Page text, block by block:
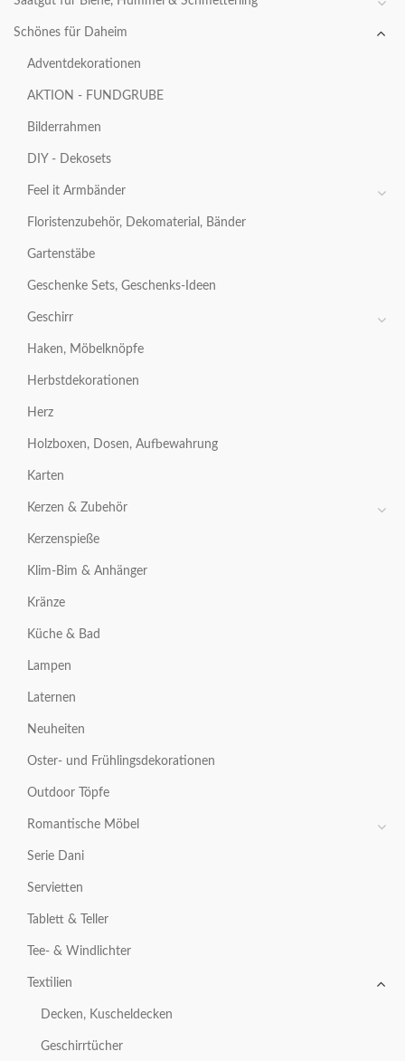
Schönes für Daheim
Adventdekorationen
AKTION - FUNDGRUBE
Bilderrahmen
DIY - Dekosets
Feel it Armbänder
Floristenzubehör, Dekomaterial, Bänder
Gartenstäbe
Geschenke Sets, Geschenks-Ideen
Geschirr
Haken, Möbelknöpfe
Herbstdekorationen
Herz
Holzboxen, Dosen, Aufbewahrung
Karten
Kerzen & Zubehör
Kerzenspieße
Klim-Bim & Anhänger
Kränze
Küche & Bad
Lampen
Laternen
Neuheiten
Oster- und Frühlingsdekorationen
Outdoor Töpfe
Romantische Möbel
Serie Dani
Servietten
Tablett & Teller
Tee- & Windlichter
Textilien
Decken, Kuscheldecken
Geschirrtücher